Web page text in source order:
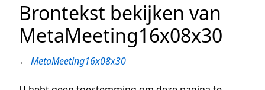
Brontekst bekijken van
MetaMeeting16x08x30
← MetaMeeting16x08x30